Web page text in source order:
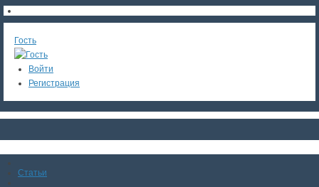
Гость
Войти
Регистрация
Статьи